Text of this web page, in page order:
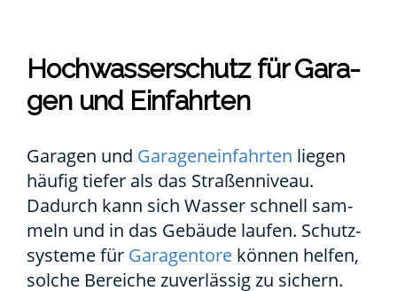
Hoch­was­ser­schutz für Gara­
gen und Ein­fahr­ten
Gara­gen und Gara­gen­ein­fahr­ten lie­gen
häu­fig tie­fer als das Stra­ßen­ni­veau.
Dadurch kann sich Was­ser schnell sam­
meln und in das Gebäu­de lau­fen. Schutz­
sys­te­me für Gara­gen­to­re kön­nen hel­fen,
sol­che Berei­che zuver­läs­sig zu sichern.